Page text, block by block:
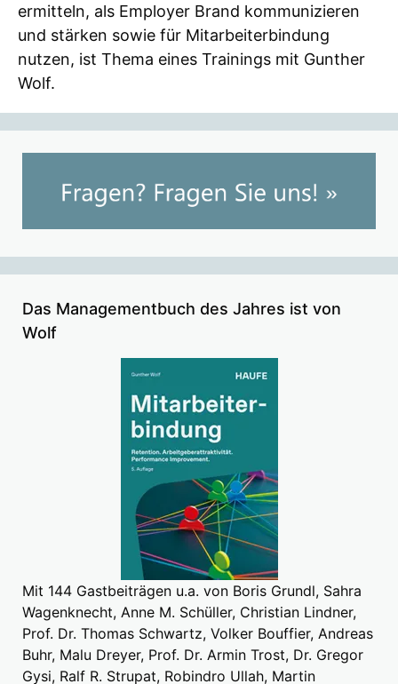
ermitteln, als Employer Brand kommunizieren
und stärken sowie für Mitarbeiterbindung
nutzen, ist Thema eines Trainings mit Gunther
Wolf.
Das Managementbuch des Jahres ist von
Wolf
Mit 144 Gastbeiträgen u.a. von Boris Grundl, Sahra
Wagenknecht, Anne M. Schüller, Christian Lindner,
Prof. Dr. Thomas Schwartz, Volker Bouffier, Andreas
Buhr, Malu Dreyer, Prof. Dr. Armin Trost, Dr. Gregor
Gysi, Ralf R. Strupat, Robindro Ullah, Martin